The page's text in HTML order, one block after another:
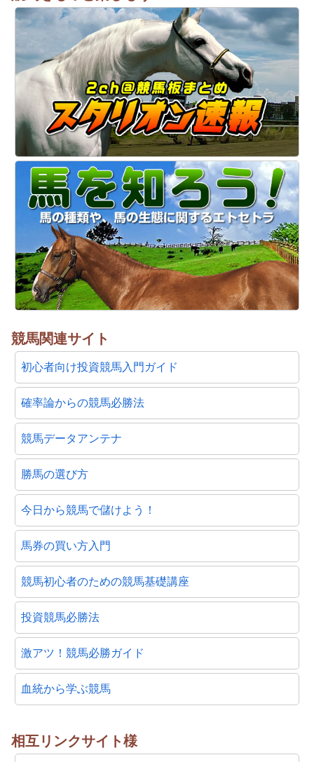
競馬関連サイト
初心者向け投資競馬入門ガイド
確率論からの競馬必勝法
競馬データアンテナ
勝馬の選び方
今日から競馬で儲けよう！
馬券の買い方入門
競馬初心者のための競馬基礎講座
投資競馬必勝法
激アツ！競馬必勝ガイド
血統から学ぶ競馬
相互リンクサイト様